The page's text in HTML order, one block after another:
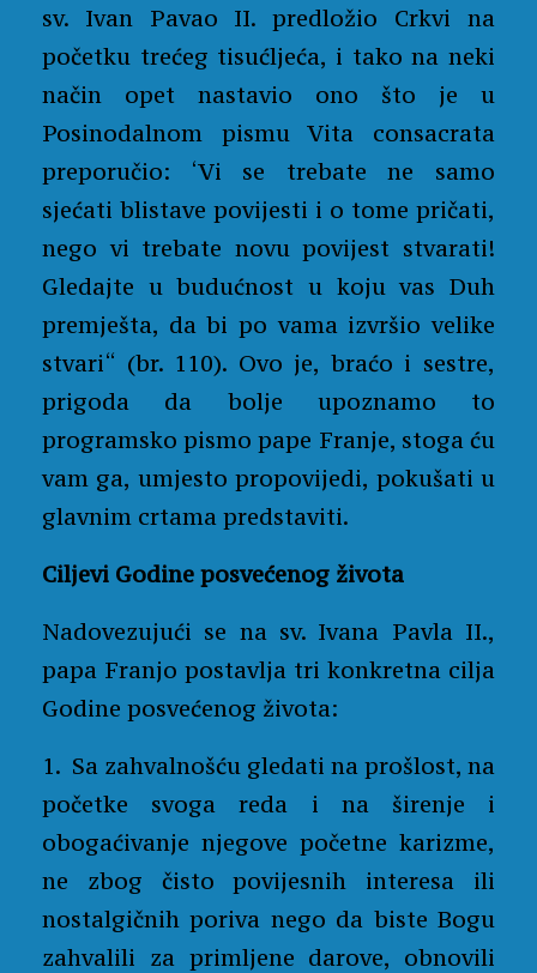
sv. Ivan Pavao II. predložio Crkvi na
početku trećeg tisućljeća, i tako na neki
način opet nastavio ono što je u
Posinodalnom pismu Vita consacrata
preporučio: ‘Vi se trebate ne samo
sjećati blistave povijesti i o tome pričati,
nego vi trebate novu povijest stvarati!
Gledajte u budućnost u koju vas Duh
premješta, da bi po vama izvršio velike
stvari“ (br. 110). Ovo je, braćo i sestre,
prigoda da bolje upoznamo to
programsko pismo pape Franje, stoga ću
vam ga, umjesto propovijedi, pokušati u
glavnim crtama predstaviti.
Ciljevi Godine posvećenog života
Nadovezujući se na sv. Ivana Pavla II.,
papa Franjo postavlja tri konkretna cilja
Godine posvećenog života:
1. Sa zahvalnošću gledati na prošlost, na
početke svoga reda i na širenje i
obogaćivanje njegove početne karizme,
ne zbog čisto povijesnih interesa ili
nostalgičnih poriva nego da biste Bogu
zahvalili za primljene darove, obnovili